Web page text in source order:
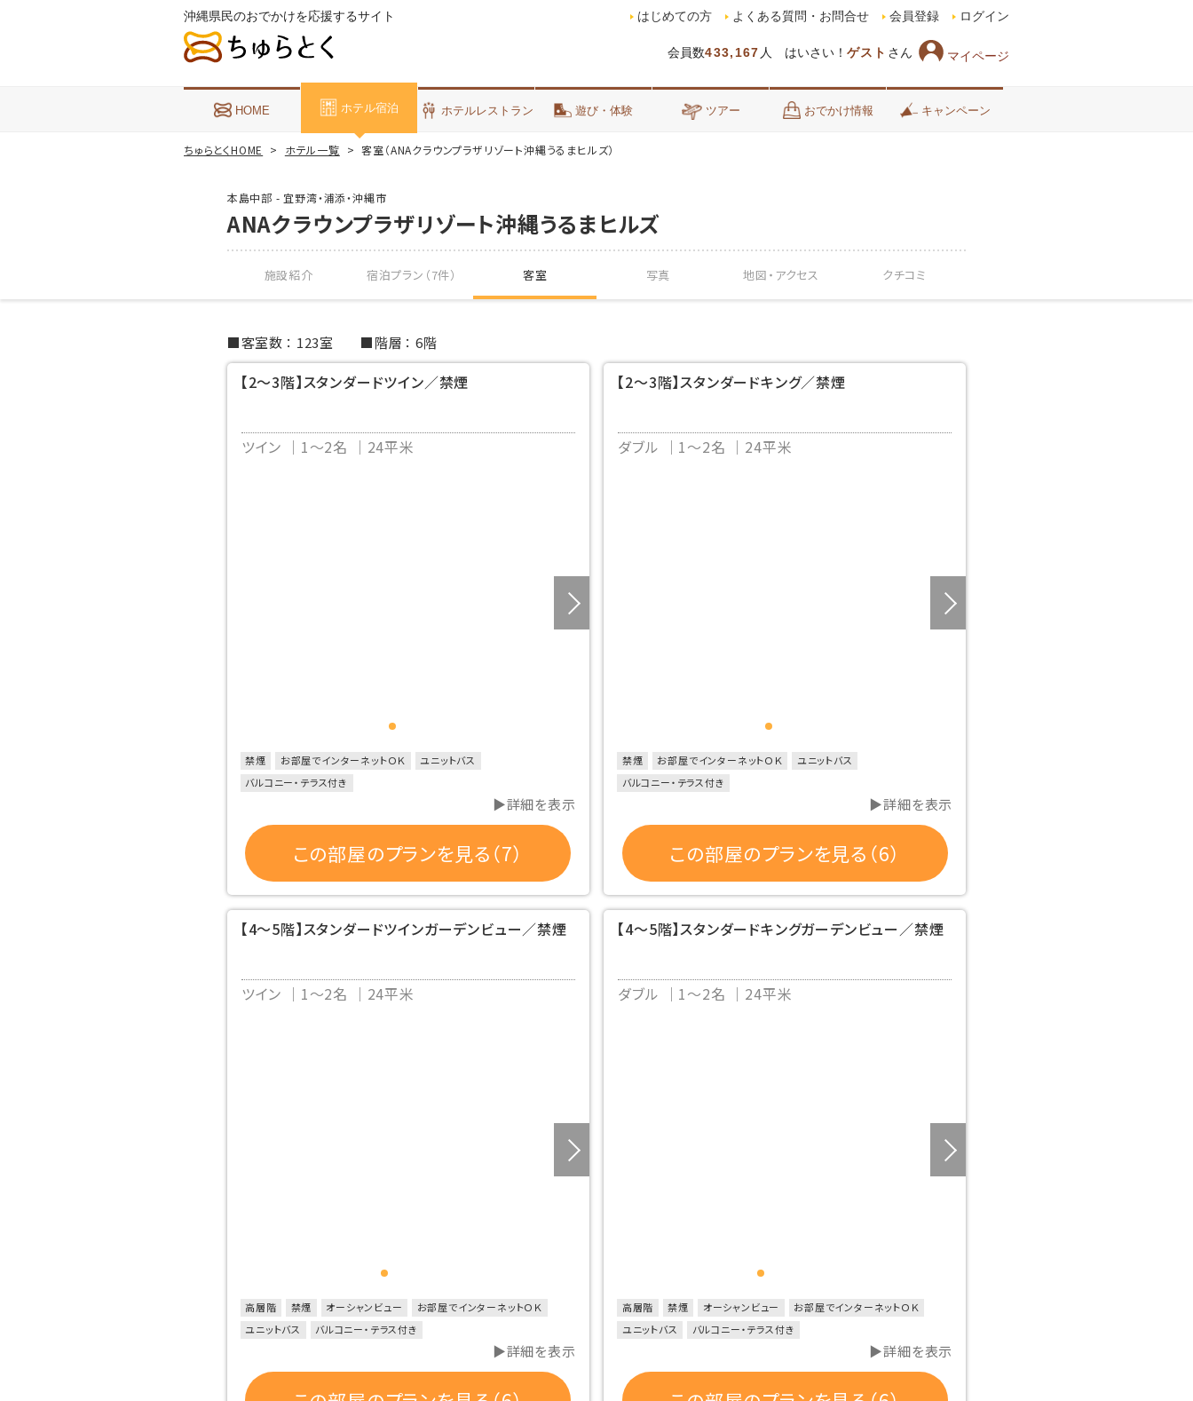
沖縄県民のおでかけを応援するサイト
会員数433,167 人 はいさい！ ゲスト さん マイページ
はじめての方 よくある質問・お問合せ 会員登録 ログイン
HOME ホテル宿泊 ホテルレストラン 遊び・体験 ツアー おでかけ情報 キャンペーン
ちゅらとくHOME ホテル一覧 客室（ANAクラウンプラザリゾート沖縄うるまヒルズ）
本島中部 - 宜野湾・浦添・沖縄市
ANAクラウンプラザリゾート沖縄うるまヒルズ
施設紹介 宿泊プラン（7件） 客室 写真 地図・ アクセス クチコミ
客室数 123室 階層 6階
【2～3階】スタンダードツイン／禁煙
ツイン 1～2名 24平米
禁煙 お部屋でインターネットＯＫ
ユニットバス
バルコニー・テラス付き
▶詳細を表示
この部屋のプランを見る（7）
【2～3階】スタンダードキング／禁煙
ダブル 1～2名 24平米
禁煙 お部屋でインターネットＯＫ
ユニットバス
バルコニー・テラス付き
▶詳細を表示
この部屋のプランを見る（6）
【4～5階】スタンダードツインガーデンビュー／禁煙
ツイン 1～2名 24平米
高層階 禁煙 オーシャンビュー
お部屋でインターネットＯＫ
ユニットバス
バルコニー・テラス付き
▶詳細を表示
【4～5階】スタンダードキングガーデンビュー／禁煙
ダブル 1～2名 24平米
高層階 禁煙 オーシャンビュー
お部屋でインターネットＯＫ
ユニットバス
バルコニー・テラス付き
▶詳細を表示